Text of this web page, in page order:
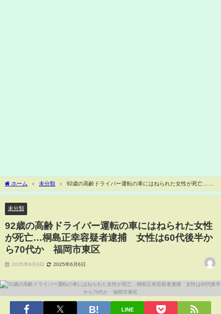
ホーム 未分類
92歳の高齢ドライバー運転の車にはねられた女性が死亡…桐
島正幸容疑者逮捕 女性は60代後半から70代か 福岡市東区
未分類
92歳の高齢ドライバー運転の車にはねられた女性
が死亡…桐島正幸容疑者逮捕 女性は60代後半か
ら70代か 福岡市東区
2025年6月6日 2025年6月6日
LINE